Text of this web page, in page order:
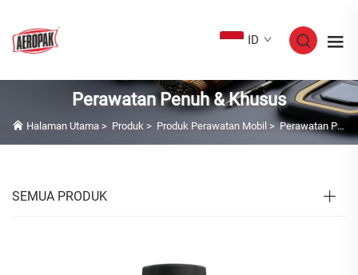
ID
Perawatan Penuh & Khusus
Halaman Utama > Produk > Produk Perawatan Mobil >Perawatan Penuh & Khusus
SEMUA PRODUK